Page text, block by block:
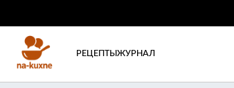
РЕЦЕПТЫЖУРНАЛ